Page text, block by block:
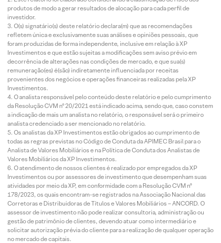
produtos de modo a gerar resultados de alocação para cada perfil de
investidor.
O(s) signatário(s) deste relatório declara(m) que as recomendações
refletem única e exclusivamente suas análises e opiniões pessoais, que
foram produzidas de forma independente, inclusive em relação à XP
Investimentos e que estão sujeitas a modificações sem aviso prévio em
decorrência de alterações nas condições de mercado, e que sua(s)
remuneração(es) é(são) indiretamente influenciada por receitas
provenientes dos negócios e operações financeiras realizadas pela XP
Investimentos.
O analista responsável pelo conteúdo deste relatório e pelo cumprimento
da Resolução CVM nº 20/2021 está indicado acima, sendo que, caso constem
a indicação de mais um analista no relatório, o responsável será o primeiro
analista credenciado a ser mencionado no relatório.
Os analistas da XP Investimentos estão obrigados ao cumprimento de
todas as regras previstas no Código de Conduta da APIMEC Brasil para o
Analista de Valores Mobiliários e na Política de Conduta dos Analistas de
Valores Mobiliários da XP Investimentos.
O atendimento de nossos clientes é realizado por empregados da XP
Investimentos ou por assessores de investimento que desempenham suas
atividades por meio da XP, em conformidade com a Resolução CVM nº
178/2023, os quais encontram-se registrados na Associação Nacional das
Corretoras e Distribuidoras de Títulos e Valores Mobiliários – ANCORD. O
assessor de investimento não pode realizar consultoria, administração ou
gestão de patrimônio de clientes, devendo atuar como intermediário e
solicitar autorização prévia do cliente para a realização de qualquer operação
no mercado de capitais.